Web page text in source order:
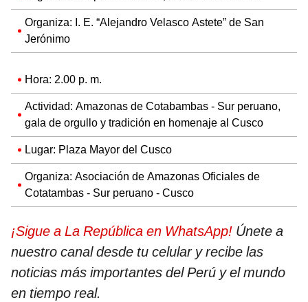
Organiza: I. E. “Alejandro Velasco Astete” de San
Jerónimo
Hora: 2.00 p. m.
Actividad: Amazonas de Cotabambas - Sur peruano,
gala de orgullo y tradición en homenaje al Cusco
Lugar: Plaza Mayor del Cusco
Organiza: Asociación de Amazonas Oficiales de
Cotatambas - Sur peruano - Cusco
¡Sigue a La República en WhatsApp! Únete a
nuestro canal desde tu celular y recibe las
noticias más importantes del Perú y el mundo
en tiempo real.